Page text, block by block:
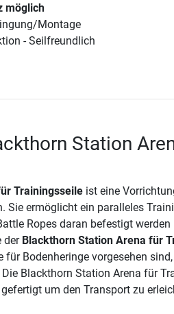
möglich
Montage
- Seilfreundlich
Station
Trainingsseileist eine
Sie ermöglicht ein paralleles
Ropes daran befestigt
der Blackthorn Station Arena für
für Bodenheringe vorgesehen
Blackthorn Station Arena für
um den Transport zu